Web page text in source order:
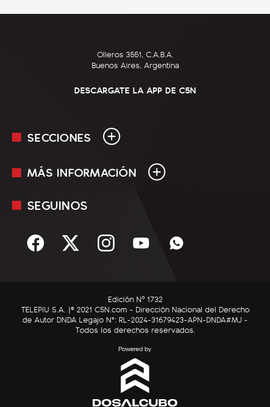
Olleros 3551, C.A.B.A.
Buenos Aires, Argentina
DESCARGATE LA APP DE C5N
SECCIONES
En Vivo
Sociedad
C5N Autos
RatingCero
MÁS INFORMACIÓN
Mediakit
Términos y condiciones
SEGUINOS
Edición Nº 1732
TELEPIU S.A. |© 2021 C5N.com - Dirección Nacional del Derecho
de Autor DNDA Legajo N°: RL-2024-31679423-APN-DNDA#MJ -
Todos los derechos reservados.